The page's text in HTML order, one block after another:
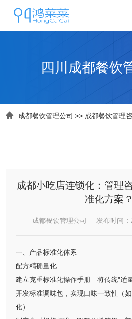
四川成都餐饮
 成都餐饮管理公司 >> 成都餐饮管理
成都小吃店连锁化：管理
准化方案？
成都餐饮管理公司 发布时间：
一、产品标准化体系
配方精确量化
建立克重标准化操作手册，将传统"适
开发标准调味包，实现口味一致性（
化）